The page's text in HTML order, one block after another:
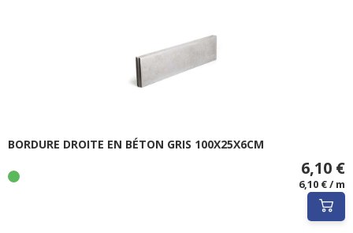
BORDURE DROITE EN BÉTON GRIS 100X25X6CM
6,10 €
6,10 € / m